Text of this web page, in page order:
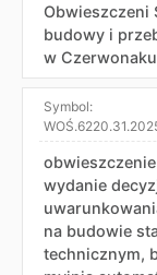
Obwieszczeni
budowy i
w Czerwonaku
Symbol:
wydanie
na budowie
technicznym,